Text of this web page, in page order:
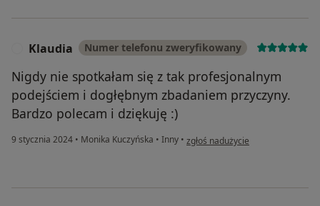
Klaudia Numer telefonu zweryfikowany
Nigdy nie spotkałam się z tak profesjonalnym
podejściem i dogłębnym zbadaniem przyczyny.
Bardzo polecam i dziękuję :)
9 stycznia 2024 • Monika Kuczyńska • Inny • w opinii użytkownika Klaudia
zgłoś nadużycie